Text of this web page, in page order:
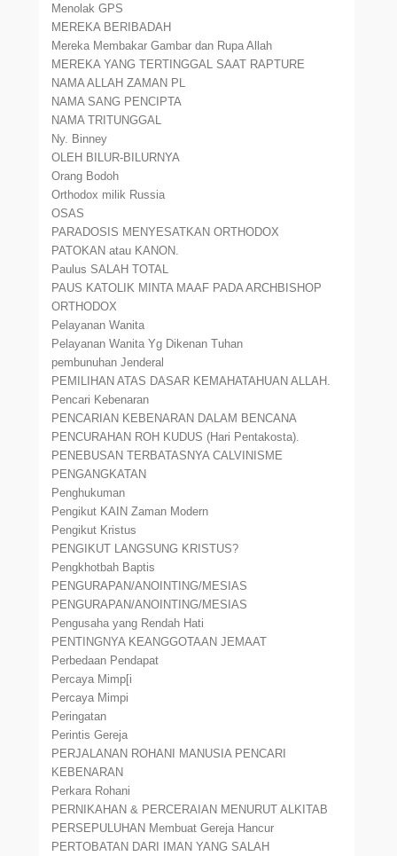
Menolak GPS
MEREKA BERIBADAH
Mereka Membakar Gambar dan Rupa Allah
MEREKA YANG TERTINGGAL SAAT RAPTURE
NAMA ALLAH ZAMAN PL
NAMA SANG PENCIPTA
NAMA TRITUNGGAL
Ny. Binney
OLEH BILUR-BILURNYA
Orang Bodoh
Orthodox milik Russia
OSAS
PARADOSIS MENYESATKAN ORTHODOX
PATOKAN atau KANON.
Paulus SALAH TOTAL
PAUS KATOLIK MINTA MAAF PADA ARCHBISHOP
ORTHODOX
Pelayanan Wanita
Pelayanan Wanita Yg Dikenan Tuhan
pembunuhan Jenderal
PEMILIHAN ATAS DASAR KEMAHATAHUAN ALLAH.
Pencari Kebenaran
PENCARIAN KEBENARAN DALAM BENCANA
PENCURAHAN ROH KUDUS (Hari Pentakosta).
PENEBUSAN TERBATASNYA CALVINISME
PENGANGKATAN
Penghukuman
Pengikut KAIN Zaman Modern
Pengikut Kristus
PENGIKUT LANGSUNG KRISTUS?
Pengkhotbah Baptis
PENGURAPAN/ANOINTING/MESIAS
PENGURAPAN/ANOINTING/MESIAS
Pengusaha yang Rendah Hati
PENTINGNYA KEANGGOTAAN JEMAAT
Perbedaan Pendapat
Percaya Mimp[i
Percaya Mimpi
Peringatan
Perintis Gereja
PERJALANAN ROHANI MANUSIA PENCARI
KEBENARAN
Perkara Rohani
PERNIKAHAN & PERCERAIAN MENURUT ALKITAB
PERSEPULUHAN Membuat Gereja Hancur
PERTOBATAN DARI IMAN YANG SALAH